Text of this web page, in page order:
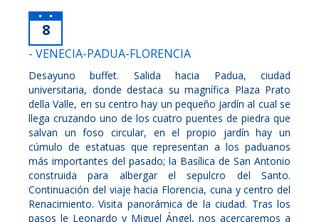
8
- VENECIA-PADUA-FLORENCIA
Desayuno buffet. Salida hacia Padua, ciudad
universitaria, donde destaca su magnífica Plaza Prato
della Valle, en su centro hay un pequeño jardín al cual se
llega cruzando uno de los cuatro puentes de piedra que
salvan un foso circular, en el propio jardín hay un
cúmulo de estatuas que representan a los paduanos
más importantes del pasado; la Basílica de San Antonio
construida para albergar el sepulcro del Santo.
Continuación del viaje hacia Florencia, cuna y centro del
Renacimiento. Visita panorámica de la ciudad. Tras los
pasos le Leonardo y Miguel Ángel, nos acercaremos a